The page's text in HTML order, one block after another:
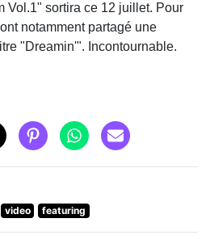
Vol.1" sortira ce 12 juillet. Pour
notamment partagé une
"Dreamin'". Incontournable.
video featuring